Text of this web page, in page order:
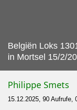
Belgiën Loks
in Mortsel 15/2/
Philippe Smets
15.12.2025, 90 Aufrufe,